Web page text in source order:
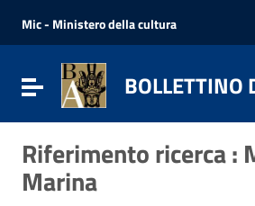
Vai al menu di navigazione
Vai al footer
Mic - Ministero della cultura
Attiva / disattiva la navigazione
BOLLETTINO
Riferimento ricerca :
Marina